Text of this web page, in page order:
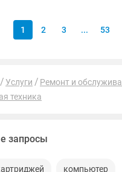
1 2 3 ... 53
Услуги
Ремонт и
техника
запросы
компьютер